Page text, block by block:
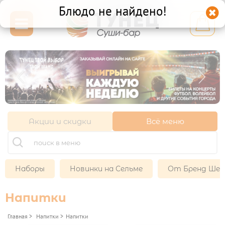
Калининград ул.
Генерала Челнокова 39
+7 (921) 710-71-51
+7 (4012) 52-71-51
+7 (921) 107-39-05
11:00-22:00
Другой ресторан
Франшиза

Акции и скидки Всё меню
Наборы Новинки на Сельме От Бренд
Напитки
Главная > Напитки > Напитки

Блюдо не найдено!